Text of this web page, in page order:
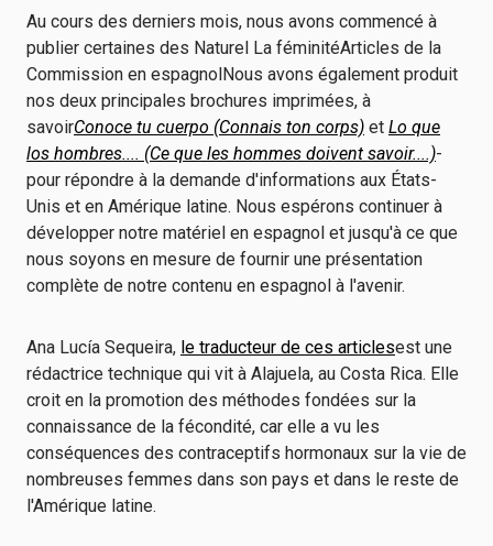
Au cours des derniers mois, nous avons commencé à
publier certaines des Naturel La féminitéArticles de la
Commission en espagnolNous avons également produit
nos deux principales brochures imprimées, à
savoirConoce tu cuerpo (Connais ton corps) et Lo que
los hombres.... (Ce que les hommes doivent savoir....)-
pour répondre à la demande d'informations aux États-
Unis et en Amérique latine. Nous espérons continuer à
développer notre matériel en espagnol et jusqu'à ce que
nous soyons en mesure de fournir une présentation
complète de notre contenu en espagnol à l'avenir.
Ana Lucía Sequeira, le traducteur de ces articlesest une
rédactrice technique qui vit à Alajuela, au Costa Rica. Elle
croit en la promotion des méthodes fondées sur la
connaissance de la fécondité, car elle a vu les
conséquences des contraceptifs hormonaux sur la vie de
nombreuses femmes dans son pays et dans le reste de
l'Amérique latine.